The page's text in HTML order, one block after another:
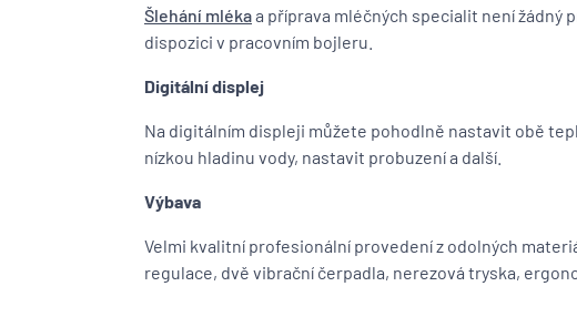
Šlehání mlékaa příprava mléčných specialit není žádný
dispozici v pracovním bojleru.
Digitální displej
Na digitálním displeji můžete pohodlně nastavit obě
nízkou hladinu vody, nastavit probuzení a další.
Výbava
Velmi kvalitní profesionální provedení z odolných
regulace, dvě vibrační čerpadla, nerezová tryska,